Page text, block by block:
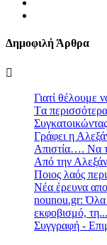
Δημοφιλή Άρθρα
Γιατί θέλουμε
Tα
Γράφει η
Απιστία…. Να
Από την
Ποιος λαός
Νέα έρευνα
nounou.gr: Όλα
εκφοβισμό, τη...
Συγγραφή -